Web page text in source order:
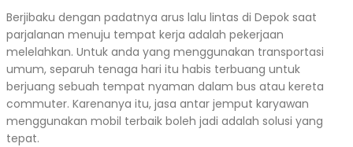
Berjibaku dengan padatnya arus lalu lintas di Depok saat
parjalanan menuju tempat kerja adalah pekerjaan
melelahkan. Untuk anda yang menggunakan transportasi
umum, separuh tenaga hari itu habis terbuang untuk
berjuang sebuah tempat nyaman dalam bus atau kereta
commuter. Karenanya itu, jasa antar jemput karyawan
menggunakan mobil terbaik boleh jadi adalah solusi yang
tepat.